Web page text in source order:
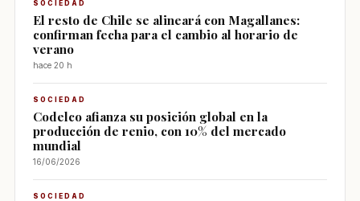
SOCIEDAD
El resto de Chile se alineará con Magallanes:
confirman fecha para el cambio al horario de
verano
hace 20 h
SOCIEDAD
Codelco afianza su posición global en la
producción de renio, con 10% del mercado
mundial
16/06/2026
SOCIEDAD